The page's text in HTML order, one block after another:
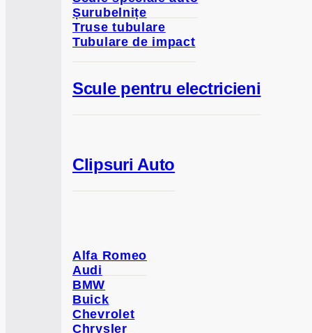
Șurubelnițe
Truse tubulare
Tubulare de impact
Scule pentru electricieni
Clipsuri Auto
Alfa Romeo
Audi
BMW
Buick
Chevrolet
Chrysler